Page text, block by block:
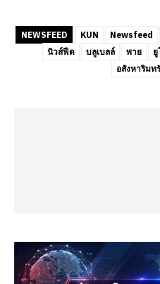
NEWSFEED KUN Newsfeed
นิวส์ฟีด
บลูเบลล์ พาย
อสังหาริมท